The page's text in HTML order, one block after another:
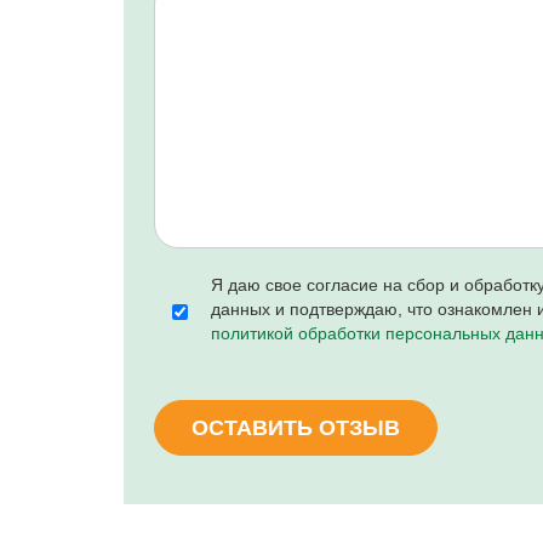
Я даю свое согласие на сбор и
данных и подтверждаю, что ознакомлен
политикой обработки персональных
ОСТАВИТЬ ОТЗЫВ